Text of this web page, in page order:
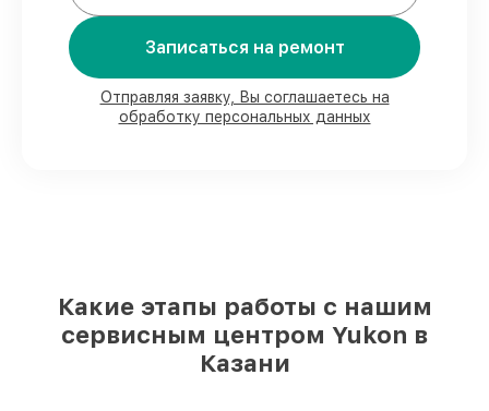
Мы гарантируем:
80%работ с возможностью
присутствовать
90%комплектующих для прицелов
Записаться на ремонт
Отправляя заявку, Вы соглашаетесь на
обработку персональных данных
Какие этапы работы с нашим
сервисным центром Yukon в
Казани